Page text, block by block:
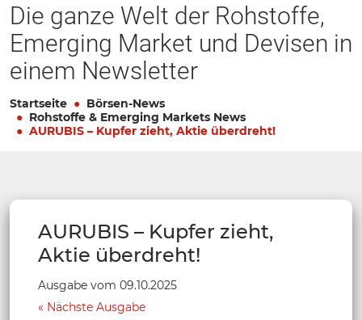
Die ganze Welt der Rohstoffe,
Emerging Market und Devisen in
einem Newsletter
Startseite
Börsen-News
Rohstoffe & Emerging Markets News
AURUBIS – Kupfer zieht, Aktie überdreht!
AURUBIS – Kupfer zieht,
Aktie überdreht!
Ausgabe vom 09.10.2025
Nächste Ausgabe